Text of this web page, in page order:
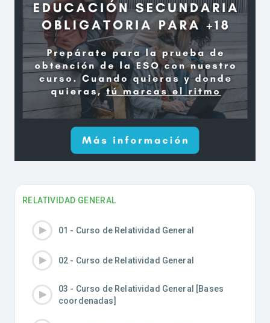
RELATIVIDAD GENERAL
01 - Curso de Relatividad General
02 - Curso de Relatividad General
03 - Curso de Relatividad General [Bases
coordenadas]